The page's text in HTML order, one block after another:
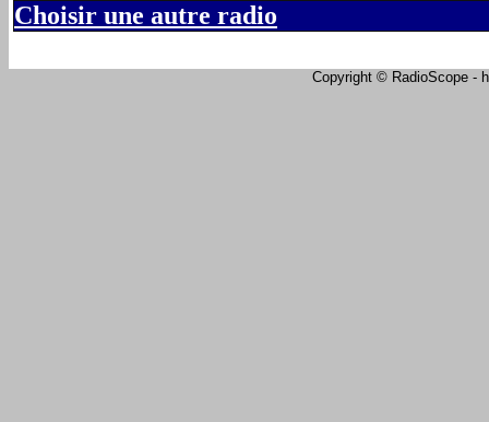
Choisir une autre radio
Copyright © RadioScope -